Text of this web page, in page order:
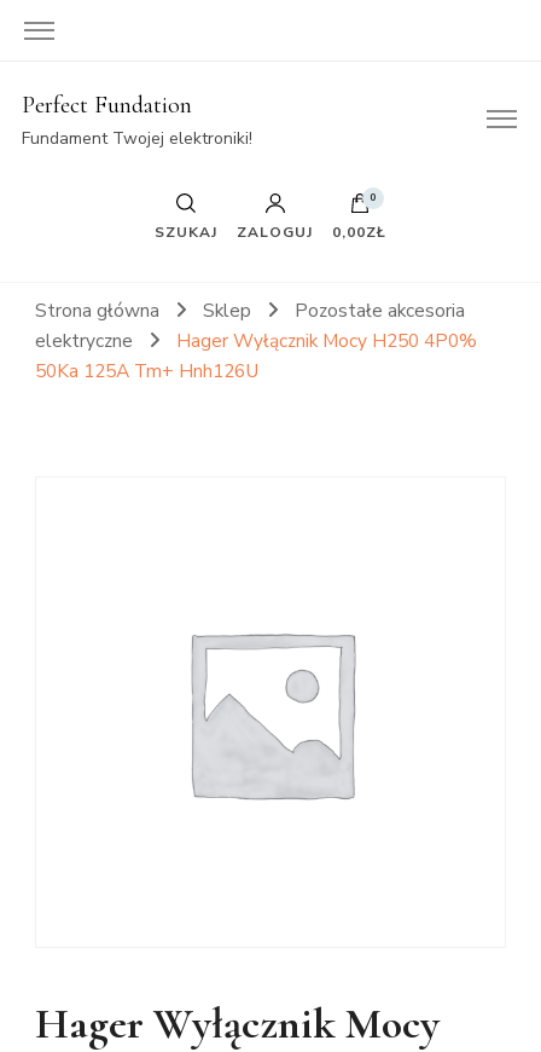
Perfect Fundation
Fundament Twojej elektroniki!
SZUKAJ ZALOGUJ
0
0,00ZŁ
Strona główna Sklep
Pozostałe akcesoria
elektryczne
Hager Wyłącznik Mocy H250 4P0%
50Ka 125A Tm+ Hnh126U
Hager Wyłącznik Mocy